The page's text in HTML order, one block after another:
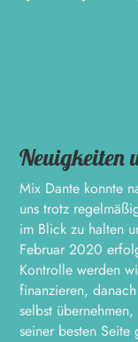
Neuigkeiten
Mix Dante konnte
uns trotz
im Blick zu halten
Februar 2020
Kontrolle werden
finanzieren,
selbst
seiner besten Seite